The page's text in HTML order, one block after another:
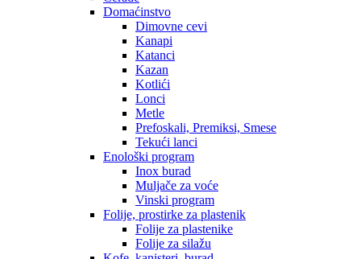
Domaćinstvo
Dimovne cevi
Kanapi
Katanci
Kazan
Kotlići
Lonci
Metle
Prefoskali, Premiksi, Smese
Tekući lanci
Enološki program
Inox burad
Muljače za voće
Vinski program
Folije, prostirke za plastenik
Folije za plastenike
Folije za silažu